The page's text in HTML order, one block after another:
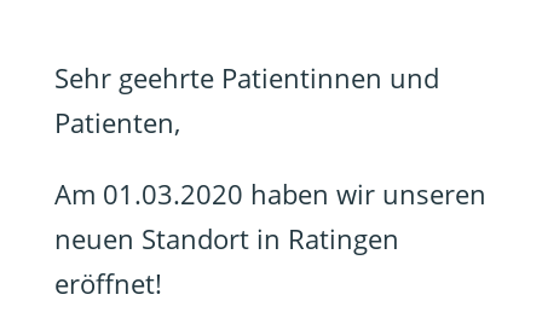
Sehr geehrte Patientinnen und
Patienten,
Am 01.03.2020 haben wir unseren
neuen Standort in Ratingen
eröffnet!